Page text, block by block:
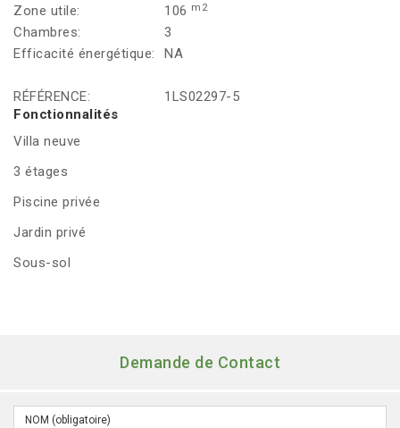
Zone utile: 106 m2
Chambres:
3
Efficacité énergétique:
NA
RÉFÉRENCE:
1LS02297-5
Fonctionnalités
Villa neuve
3 étages
Piscine privée
Jardin privé
Sous-sol
Demande de Contact